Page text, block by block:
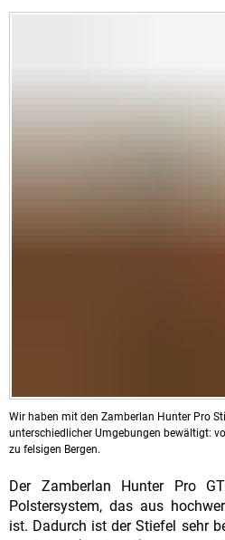
Wir haben mit den Zamberlan Hunter Pro
unterschiedlicher Umgebungen bewältigt:
zu felsigen Bergen.
Der Zamberlan Hunter Pro
Polstersystem, das aus
ist. Dadurch ist der Stiefel sehr